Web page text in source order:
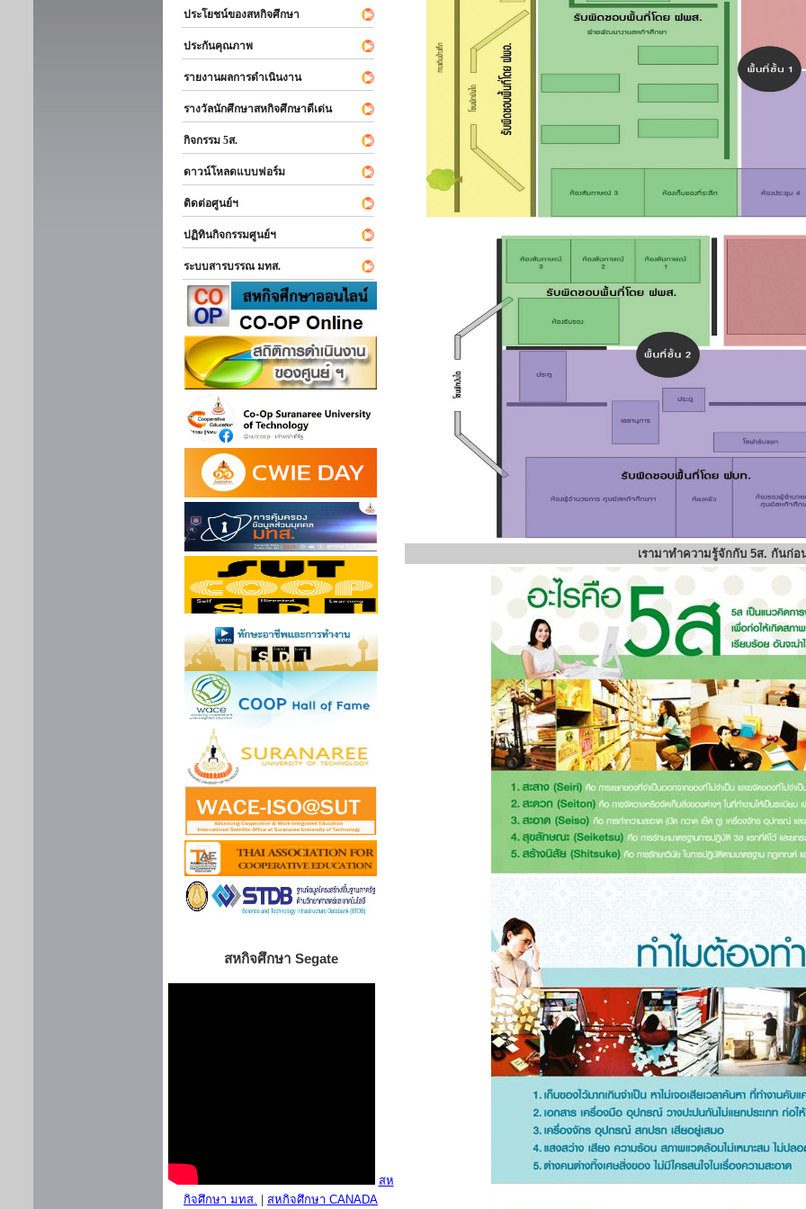
ประโยชน์ของสหกิจศึกษา
ประกันคุณภาพ
รายงานผลการดำเนินงาน
รางวัลนักศึกษาสหกิจศึกษาดีเด่น
กิจกรรม 5ส.
ดาวน์โหลดแบบฟอร์ม
ติดต่อศูนย์ฯ
ปฏิทินกิจกรรมศูนย์ฯ
ระบบสารบรรณ มทส.
สหกิจศึกษา Segate
สห
กิจศึกษา มทส.
สหกิจศึกษา CANADA
เรามาทำความรู้จักกับ 5ส. กันก่อ